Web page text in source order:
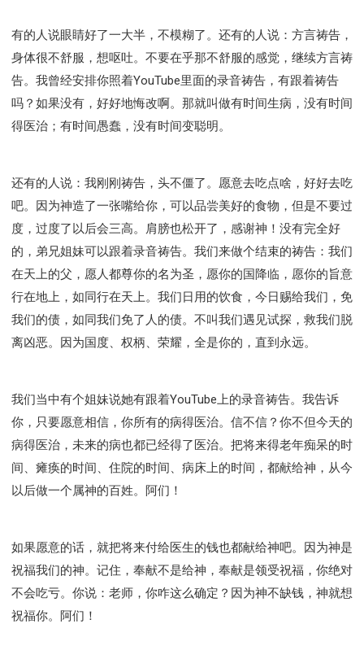
有的人说眼睛好了一大半，不模糊了。还有的人说：方言祷告，
身体很不舒服，想呕吐。不要在乎那不舒服的感觉，继续方言祷
告。我曾经安排你照着YouTube里面的录音祷告，有跟着祷告
吗？如果没有，好好地悔改啊。那就叫做有时间生病，没有时间
得医治；有时间愚蠢，没有时间变聪明。
还有的人说：我刚刚祷告，头不僵了。愿意去吃点啥，好好去吃
吧。因为神造了一张嘴给你，可以品尝美好的食物，但是不要过
度，过度了以后会三高。肩膀也松开了，感谢神！没有完全好
的，弟兄姐妹可以跟着录音祷告。我们来做个结束的祷告：我们
在天上的父，愿人都尊你的名为圣，愿你的国降临，愿你的旨意
行在地上，如同行在天上。我们日用的饮食，今日赐给我们，免
我们的债，如同我们免了人的债。不叫我们遇见试探，救我们脱
离凶恶。因为国度、权柄、荣耀，全是你的，直到永远。
我们当中有个姐妹说她有跟着YouTube上的录音祷告。我告诉
你，只要愿意相信，你所有的病得医治。信不信？你不但今天的
病得医治，未来的病也都已经得了医治。把将来得老年痴呆的时
间、瘫痪的时间、住院的时间、病床上的时间，都献给神，从今
以后做一个属神的百姓。阿们！
如果愿意的话，就把将来付给医生的钱也都献给神吧。因为神是
祝福我们的神。记住，奉献不是给神，奉献是领受祝福，你绝对
不会吃亏。你说：老师，你咋这么确定？因为神不缺钱，神就想
祝福你。阿们！